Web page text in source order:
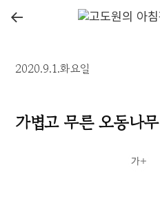
←
2020.9.1.화요일
가볍고 무른 오동나무